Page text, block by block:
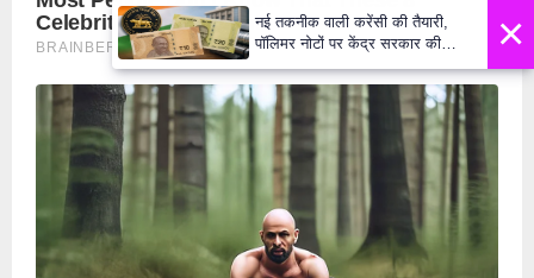
×
नई तकनीक वाली करेंसी की तैयारी,
पॉलिमर नोटों पर केंद्र सरकार की
₹10 और ₹20 के नोट - Daily Lok
Manch PM Modi U